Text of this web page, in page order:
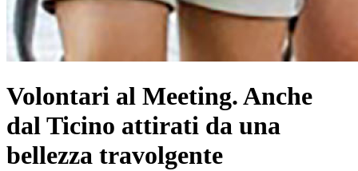
Volontari al Meeting. Anche
dal Ticino attirati da una
bellezza travolgente